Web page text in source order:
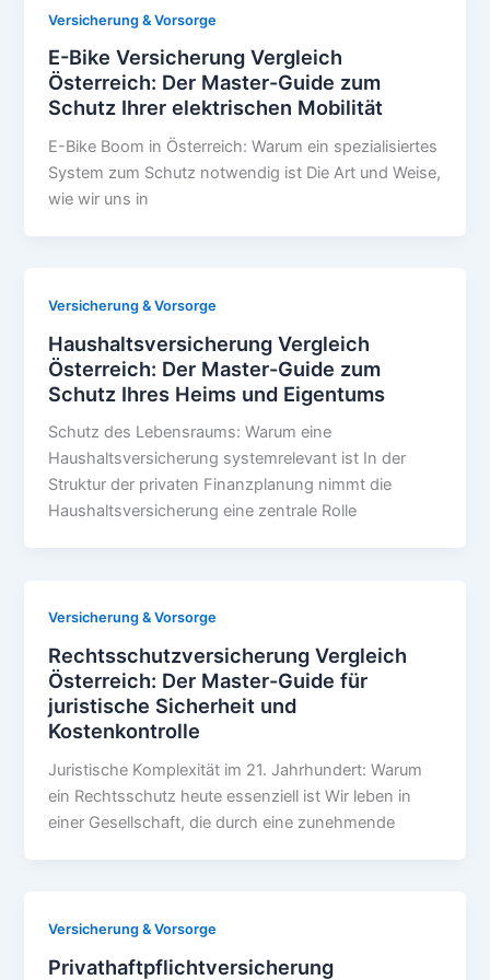
Versicherung & Vorsorge
E-Bike Versicherung Vergleich
Österreich: Der Master-Guide zum
Schutz Ihrer elektrischen Mobilität
E-Bike Boom in Österreich: Warum ein spezialisiertes
System zum Schutz notwendig ist Die Art und Weise,
wie wir uns in
Versicherung & Vorsorge
Haushaltsversicherung Vergleich
Österreich: Der Master-Guide zum
Schutz Ihres Heims und Eigentums
Schutz des Lebensraums: Warum eine
Haushaltsversicherung systemrelevant ist In der
Struktur der privaten Finanzplanung nimmt die
Haushaltsversicherung eine zentrale Rolle
Versicherung & Vorsorge
Rechtsschutzversicherung Vergleich
Österreich: Der Master-Guide für
juristische Sicherheit und
Kostenkontrolle
Juristische Komplexität im 21. Jahrhundert: Warum
ein Rechtsschutz heute essenziell ist Wir leben in
einer Gesellschaft, die durch eine zunehmende
Versicherung & Vorsorge
Privathaftpflichtversicherung